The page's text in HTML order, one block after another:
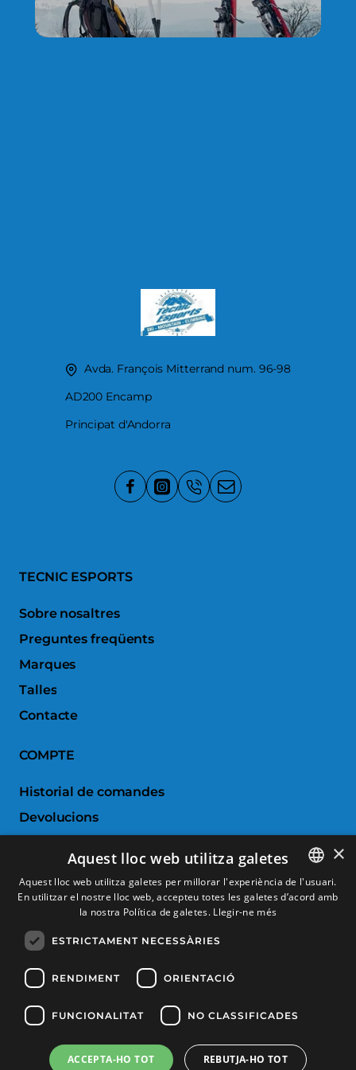
Avda. François Mitterrand num. 96-98
AD200 Encamp
Principat d'Andorra
TECNIC ESPORTS
Sobre nosaltres
Preguntes freqüents
Marques
Talles
Contacte
COMPTE
Historial de comandes
Devolucions
Comparar productes
SERVEI AL CLIENT
Condicions de Compra
Canvis i devolucions
Formes de pagament
SPANISH
×
Aquest lloc web utilitza galetes
Aquest lloc web utilitza galetes per millorar l'experiència de l'usuari.
En utilitzar el nostre lloc web, accepteu totes les galetes d’acord amb
la nostra Política de galetes. Llegir-ne més
ESTRICTAMENT NECESSÀRIES
RENDIMENT ORIENTACIÓ
FUNCIONALITAT NO CLASSIFICADES
ACCEPTA-HO TOT REBUTJA-HO TOT